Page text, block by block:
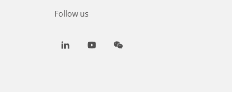
Follow us
LinkedInYoutubeWeChat